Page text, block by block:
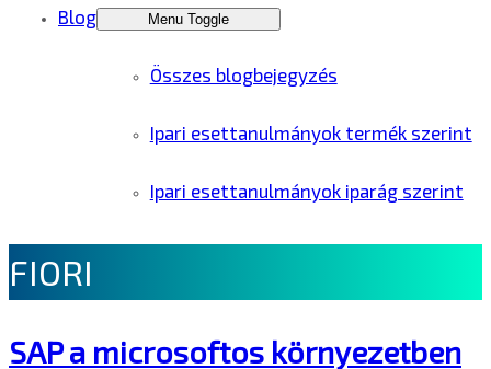
Blog Menu Toggle
Összes blogbejegyzés
Ipari esettanulmányok termék szerint
Ipari esettanulmányok iparág szerint
FIORI
SAP a microsoftos környezetben